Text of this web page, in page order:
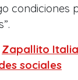
condiciones
Zapallito
sociales